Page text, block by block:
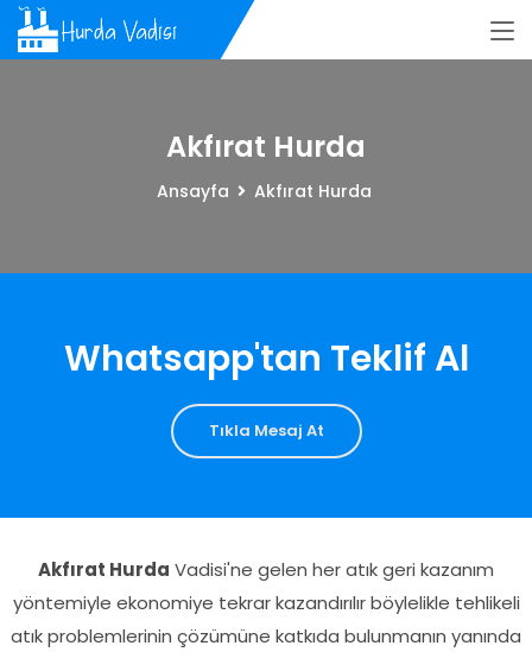
Akfırat Hurda
Ansayfa Akfırat Hurda
Whatsapp'tan Teklif Al
Tıkla Mesaj At
Akfırat Hurda Vadisi'ne gelen her atık geri kazanım
yöntemiyle ekonomiye tekrar kazandırılır böylelikle tehlikeli
atık problemlerinin çözümüne katkıda bulunmanın yanında